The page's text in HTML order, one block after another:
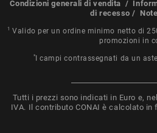
Condizioni generali di vendita /
di recesso /
1Valido per un ordine minimo netto di
promozioni in
*I campi contrassegnati da un
Tutti i prezzi sono indicati in Euro e,
IVA. Il contributo CONAI è calcolato in